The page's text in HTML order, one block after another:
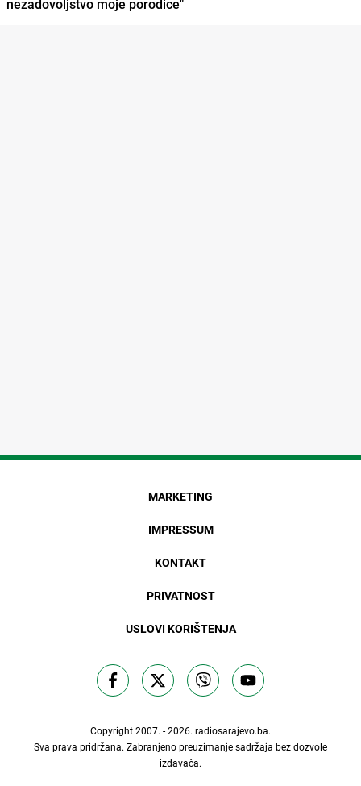
nezadovoljstvo moje porodice"
MARKETING
IMPRESSUM
KONTAKT
PRIVATNOST
USLOVI KORIŠTENJA
Copyright 2007. - 2026. radiosarajevo.ba.
Sva prava pridržana. Zabranjeno preuzimanje sadržaja bez dozvole
izdavača.